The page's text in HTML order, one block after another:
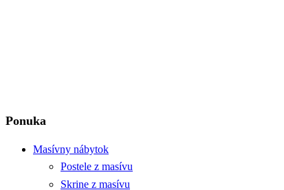
Ponuka
Masívny nábytok
Postele z masívu
Skrine z masívu